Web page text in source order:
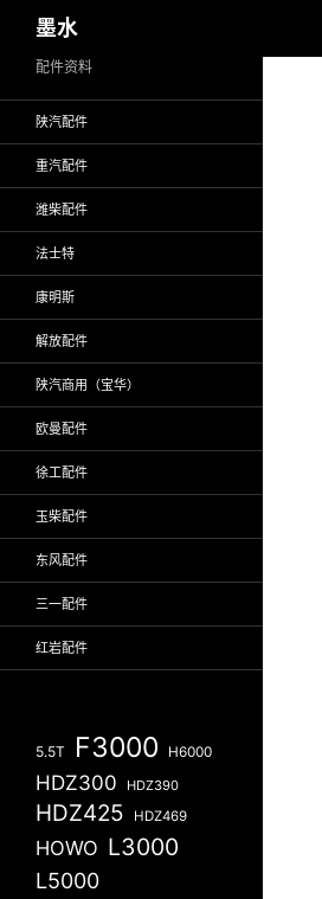
至
墨水
配件资料
陕汽配件
重汽配件
潍柴配件
法士特
康明斯
解放配件
陕汽商用（宝华）
欧曼配件
徐工配件
玉柴配件
东风配件
三一配件
红岩配件
5.5T F3000 H6000
HDZ300 HDZ390
HDZ425 HDZ469
HOWO L3000
L5000